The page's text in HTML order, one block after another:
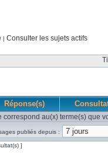
| Consulter les sujets actifs
Réponse(s)
correspond au(x) terme(s) que
publiés depuis :
]